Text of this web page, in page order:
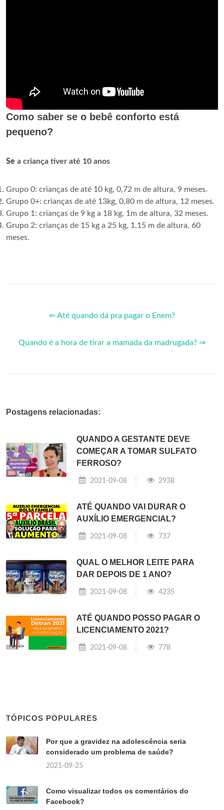
Como saber se o bebê conforto está
pequeno?
Se a criança tiver até 10 anos
Grupo 0: crianças de até 10 kg, 0,72 m de altura, 9 meses.
Grupo 0+: crianças de até 13kg, 0,80 m de altura, 12 meses.
Grupo 1: crianças de 9 kg a 18 kg, 1m de altura, 32 meses.
Grupo 2: crianças de 15 kg a 25 kg, 1,15 m de altura, 60
meses.
⇐ Até quando dá pra pagar o Enem?
Quando é a hora de tirar a mamada da madrugada? ⇒
Postagens relacionadas:
QUANDO A GESTANTE DEVE
COMEÇAR A TOMAR SULFATO
FERROSO?
2021-09-08 2938
ATÉ QUANDO VAI DURAR O
AUXÍLIO EMERGENCIAL?
2021-09-08 737
QUAL O MELHOR LEITE PARA
DAR DEPOIS DE 1 ANO?
2021-09-08 4235
ATÉ QUANDO POSSO PAGAR O
LICENCIAMENTO 2021?
2021-09-08 778
TÓPICOS POPULARES
Por que a gravidez na adolescência seria
considerado um problema de saúde?
2021-09-25
Como visualizar todos os comentários do
Facebook?